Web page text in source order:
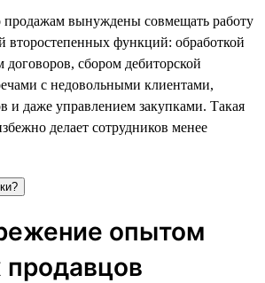
вынуждены совмещать работу
второстепенных функций: обработкой
договоров, сбором дебиторской
с недовольными клиентами,
и даже управлением закупками. Такая
делает сотрудников менее
опытом